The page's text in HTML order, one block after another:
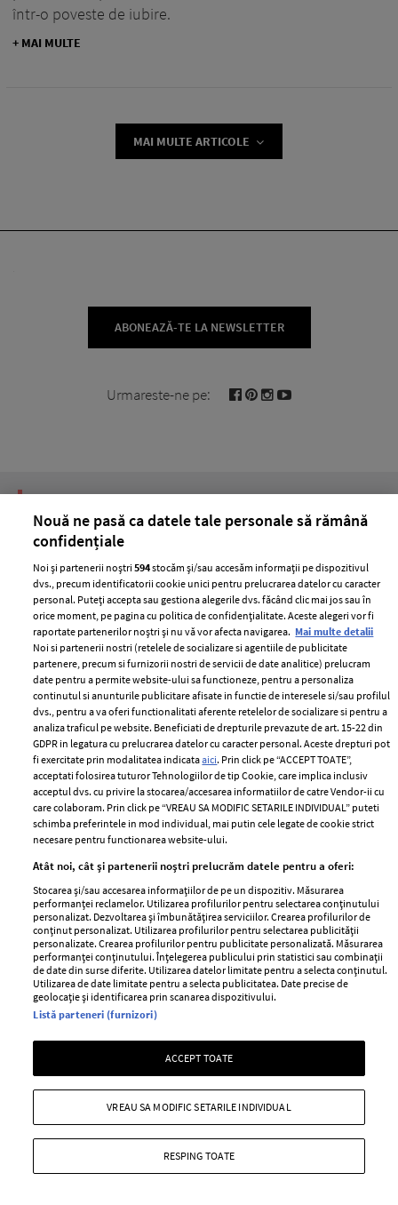
într-o poveste de iubire.
+ MAI MULTE
MAI MULTE ARTICOLE
ABONEAZĂ-TE LA NEWSLETTER
Urmareste-ne pe:
Cele mai citite
BEAUTY BEAUTY TIPS
7 uleiuri care stimulează creșterea rapidă a
părului
ELLE Style Awards
2024
Despre ELLE
Romania
Contact
Abonamente
Termeni si conditii
Politica de
confidențialitate
Politica de cookies
Stiri
GSP
Unica
Baby
Retete
Libertatea pentru
femei
Viva
Avantaje
Pariază responsabil! Decizia ONJN nr. 821/25.09.2025.
Jocurile de noroc sunt interzise minorilor.
Nouă ne pasă ca datele tale personale să rămână
confidențiale
Noi și partenerii noștri594stocăm și/sau accesăm informații pe dispozitivul
dvs., precum identificatorii cookie unici pentru prelucrarea datelor cu caracter
personal. Puteți accepta sau gestiona alegerile dvs. făcând clic mai jos sau în
orice moment, pe pagina cu politica de confidențialitate. Aceste alegeri vor fi
raportate partenerilor noștri și nu vă vor afecta navigarea. Mai multe detalii
Noi si partenerii nostri (retelele de socializare si agentiile de publicitate
partenere, precum si furnizorii nostri de servicii de date analitice) prelucram
date pentru a permite website-ului sa functioneze, pentru a personaliza
continutul si anunturile publicitare afisate in functie de interesele si/sau profilul
dvs., pentru a va oferi functionalitati aferente retelelor de socializare si pentru a
analiza traficul pe website. Beneficiati de drepturile prevazute de art. 15-22 din
GDPR in legatura cu prelucrarea datelor cu caracter personal. Aceste drepturi pot
fi exercitate prin modalitatea indicataaici. Prin click pe “ACCEPT TOATE”,
acceptati folosirea tuturor Tehnologiilor de tip Cookie, care implica inclusiv
acceptul dvs. cu privire la stocarea/accesarea informatiilor de catre Vendor-ii cu
care colaboram. Prin click pe “VREAU SA MODIFIC SETARILE INDIVIDUAL” puteti
schimba preferintele in mod individual, mai putin cele legate de cookie strict
necesare pentru functionarea website-ului.
Atât noi, cât și partenerii noștri prelucrăm datele pentru a oferi:
Stocarea și/sau accesarea informațiilor de pe un dispozitiv. Măsurarea
performanței reclamelor. Utilizarea profilurilor pentru selectarea conținutului
personalizat. Dezvoltarea și îmbunătățirea serviciilor. Crearea profilurilor de
conținut personalizat. Utilizarea profilurilor pentru selectarea publicității
personalizate. Crearea profilurilor pentru publicitate personalizată. Măsurarea
performanței conținutului. Înțelegerea publicului prin statistici sau combinații
de date din surse diferite. Utilizarea datelor limitate pentru a selecta conținutul.
Utilizarea de date limitate pentru a selecta publicitatea. Date precise de
geolocație și identificarea prin scanarea dispozitivului.
Listă parteneri (furnizori)
ACCEPT TOATE
RESPING TOATE
VREAU SA MODIFIC SETARILE INDIVIDUAL